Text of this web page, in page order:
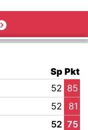
Sp Pkt
52 85
52
81
52 75